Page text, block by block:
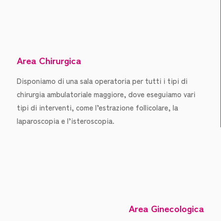
Area Chirurgica
Disponiamo di una sala operatoria per tutti i tipi di
chirurgia ambulatoriale maggiore, dove eseguiamo vari
tipi di interventi, come l’estrazione follicolare, la
laparoscopia e l’isteroscopia.
Area Ginecologica